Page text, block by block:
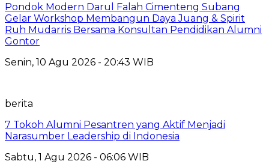
Pondok Modern Darul Falah Cimenteng Subang
Gelar Workshop Membangun Daya Juang & Spirit
Ruh Mudarris Bersama Konsultan Pendidikan Alumni
Gontor
Senin, 10 Agu 2026 - 20:43 WIB
berita
7 Tokoh Alumni Pesantren yang Aktif Menjadi
Narasumber Leadership di Indonesia
Sabtu, 1 Agu 2026 - 06:06 WIB